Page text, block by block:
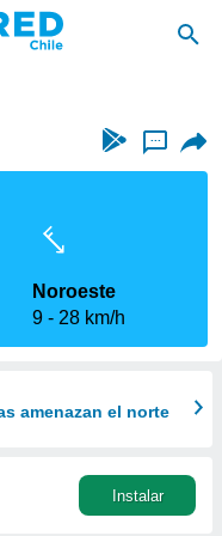
...
Noroeste
9
28 km/h
amenazan el norte
Instalar